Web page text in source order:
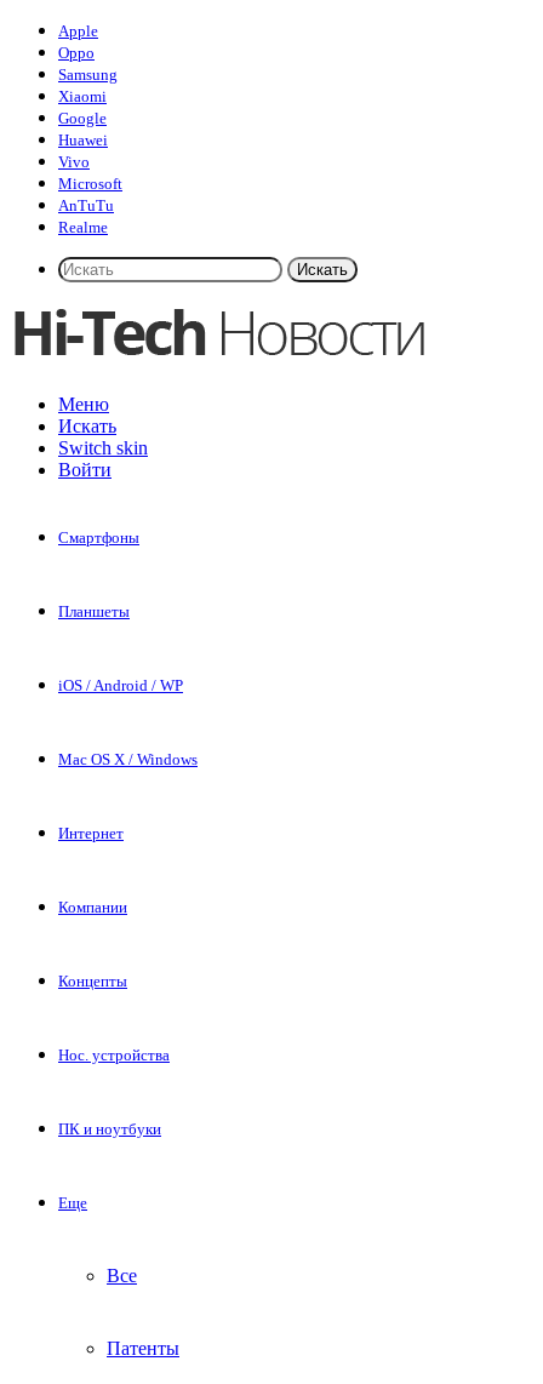
Apple
Oppo
Samsung
Xiaomi
Google
Huawei
Vivo
Microsoft
AnTuTu
Realme
Искать
Меню
Искать
Switch skin
Войти
Смартфоны
Планшеты
iOS / Android / WP
Mac OS X / Windows
Интернет
Компании
Концепты
Нос. устройства
ПК и ноутбуки
Еще
Все
Патенты